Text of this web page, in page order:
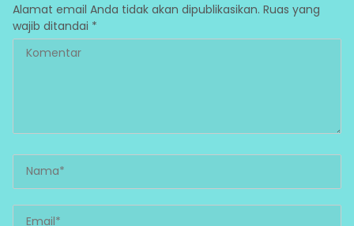
Alamat email Anda tidak akan dipublikasikan. Ruas yang
wajib ditandai *